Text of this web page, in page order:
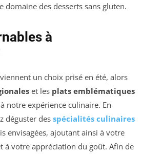
domaine des desserts sans gluten.
à
un choix prisé en été, alors
et les plats emblématiques
notre expérience culinaire. En
déguster des spécialités culinaires
envisagées, ajoutant ainsi à votre
à votre appréciation du goût. Afin de